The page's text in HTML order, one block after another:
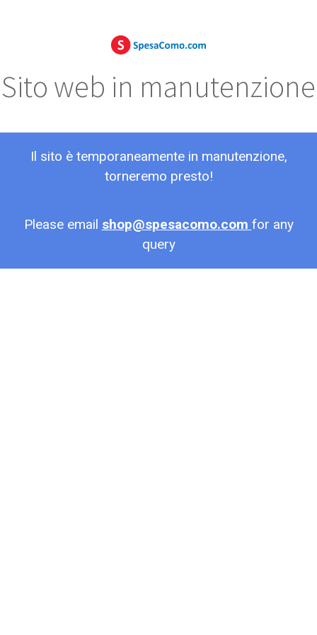
Sito web in manutenzione
Il sito è temporaneamente in manutenzione,
torneremo presto!
Please email shop@spesacomo.com for any
query